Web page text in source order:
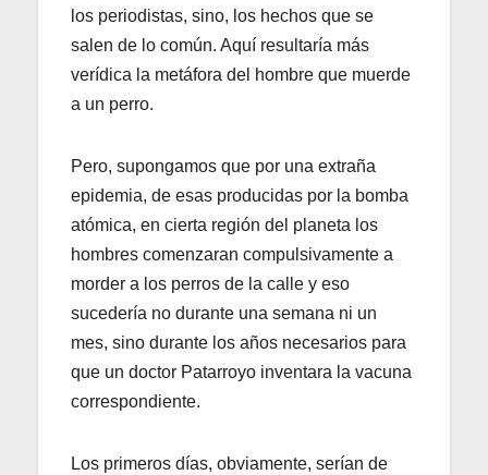
los periodistas, sino, los hechos que se
salen de lo común. Aquí resultaría más
verídica la metáfora del hombre que muerde
a un perro.
Pero, supongamos que por una extraña
epidemia, de esas producidas por la bomba
atómica, en cierta región del planeta los
hombres comenzaran compulsivamente a
morder a los perros de la calle y eso
sucedería no durante una semana ni un
mes, sino durante los años necesarios para
que un doctor Patarroyo inventara la vacuna
correspondiente.
Los primeros días, obviamente, serían de